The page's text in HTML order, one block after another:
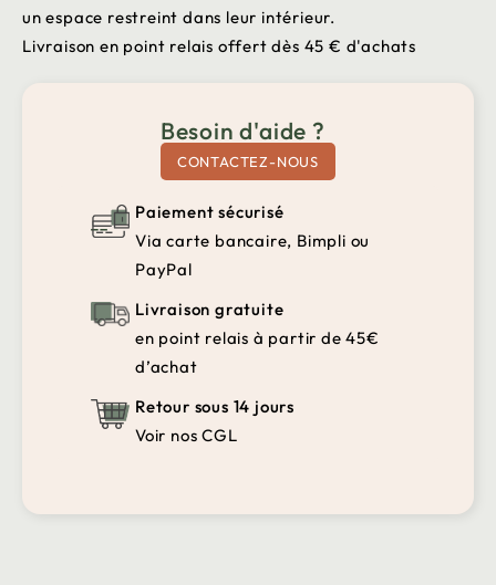
un espace restreint dans leur intérieur.
Livraison en point relais offert dès 45 € d'achats
Besoin d'aide ?
CONTACTEZ-NOUS
Paiement sécurisé
Via carte bancaire, Bimpli ou
PayPal
Livraison gratuite
en point relais à partir de 45€
d’achat
Retour sous 14 jours
Voir nos CGL